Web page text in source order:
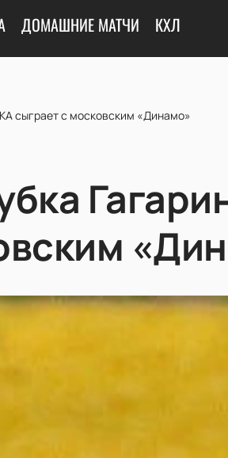
ДОМАШНИЕ МАТЧИ КХЛ
сыграет с московским «Динамо»